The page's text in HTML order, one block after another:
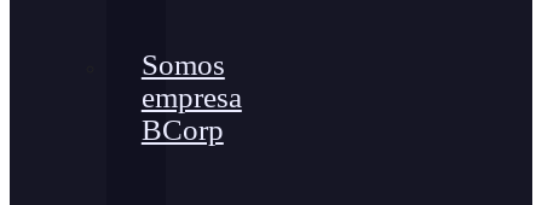
Somos
empresa
BCorp